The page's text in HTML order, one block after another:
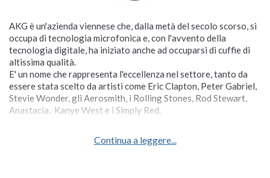
AKG è un'azienda viennese che, dalla metà del secolo scorso, si
occupa di tecnologia microfonica e, con l'avvento della
tecnologia digitale, ha iniziato anche ad occuparsi di cuffie di
altissima qualità.
E' un nome che rappresenta l'eccellenza nel settore, tanto da
essere stata scelto da artisti come Eric Clapton, Peter Gabriel,
Stevie Wonder, gli Aerosmith, i Rolling Stones, Rod Stewart,
Anastacia, Kanye West e i Simply Red.
Continua a leggere...